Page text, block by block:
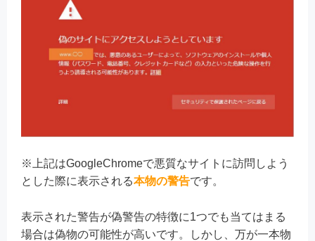
※上記はGoogleChromeで悪質なサイトに訪問しよう
とした際に表示される本物の警告です。
表示された警告が偽警告の特徴に1つでも当てはまる
場合は偽物の可能性が高いです。しかし、万が一本物